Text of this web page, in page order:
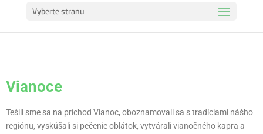
Vyberte stranu
Vianoce
Tešili sme sa na príchod Vianoc, oboznamovali sa s tradíciami nášho
regiónu, vyskúšali si pečenie oblátok, vytvárali vianočného kapra a